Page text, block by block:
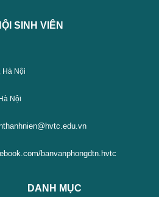
SINH VIÊN
Hà Nội
Nội
banvanphongdtn.hvtc
DANH MỤC